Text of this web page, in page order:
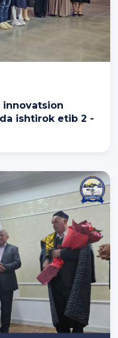
innovatsion
ishtirok etib 2 -